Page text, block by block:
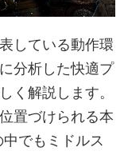
している動作環
分析した快適プ
く解説します。
置づけられる本
でもミドルス